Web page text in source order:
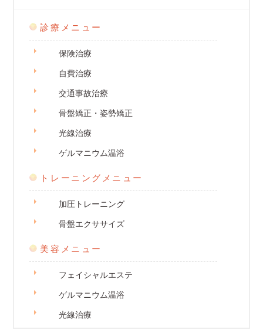
診療メニュー
保険治療
自費治療
交通事故治療
骨盤矯正・姿勢矯正
光線治療
ゲルマニウム温浴
トレーニングメニュー
加圧トレーニング
骨盤エクササイズ
美容メニュー
フェイシャルエステ
ゲルマニウム温浴
光線治療